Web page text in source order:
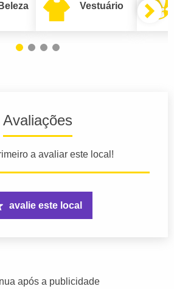
Vestuário
Avaliações
a avaliar este local!
avalie este local
após a publicidade